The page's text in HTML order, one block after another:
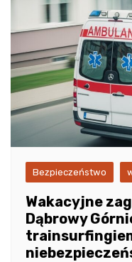
Bezpieczeństwo
Wakacyjne
Dąbrowy